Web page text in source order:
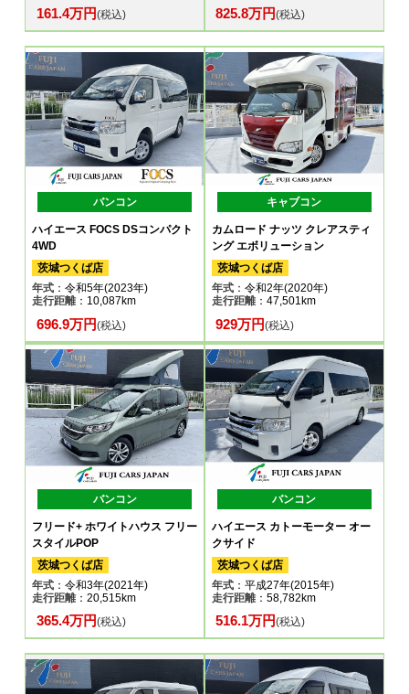
161.4万円(税込) 825.8万円(税込)
バンコン
ハイエース FOCS DSコンパクト
4WD
茨城つくば店
年式 ：令和5年(2023年)
走行距離：10,087km
696.9万円(税込)
キャブコン
カムロード ナッツ クレアスティ
ング エボリューション
茨城つくば店
年式：令和2年(2020年)
走行距離：47,501km
929万円(税込)
バンコン
フリード+ ホワイトハウス フリー
スタイルPOP
茨城つくば店
年式 ：令和3年(2021年)
走行距離：20,515km
365.4万円(税込)
バンコン
ハイエース カトーモーター オー
クサイド
茨城つくば店
年式：平成27年(2015年)
走行距離：58,782km
516.1万円(税込)